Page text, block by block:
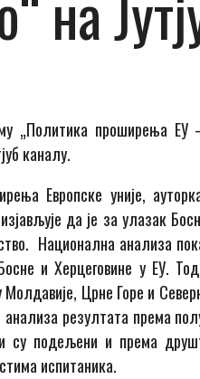
„Политика проширења ЕУ
каналу.
Европске уније,
да је за улазак
Национална анализа
и Херцеговине у ЕУ.
Црне Горе и
резултата према
су подељени и према
испитаника.